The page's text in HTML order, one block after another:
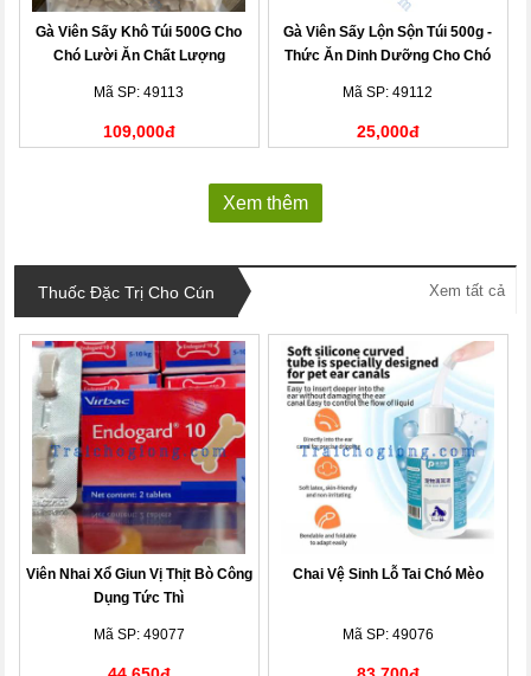
Gà Viên Sấy Khô Túi 500G Cho
Chó Lười Ăn Chất Lượng
Mã SP: 49113
109,000đ
Gà Viên Sấy Lộn Sộn Túi 500g -
Thức Ăn Dinh Dưỡng Cho Chó
Mã SP: 49112
25,000đ
Xem thêm
Thuốc Đặc Trị Cho Cún Xem tất cả
Viên Nhai Xổ Giun Vị Thịt Bò Công
Dụng Tức Thì
Mã SP: 49077
Chai Vệ Sinh Lỗ Tai Chó Mèo
Mã SP: 49076